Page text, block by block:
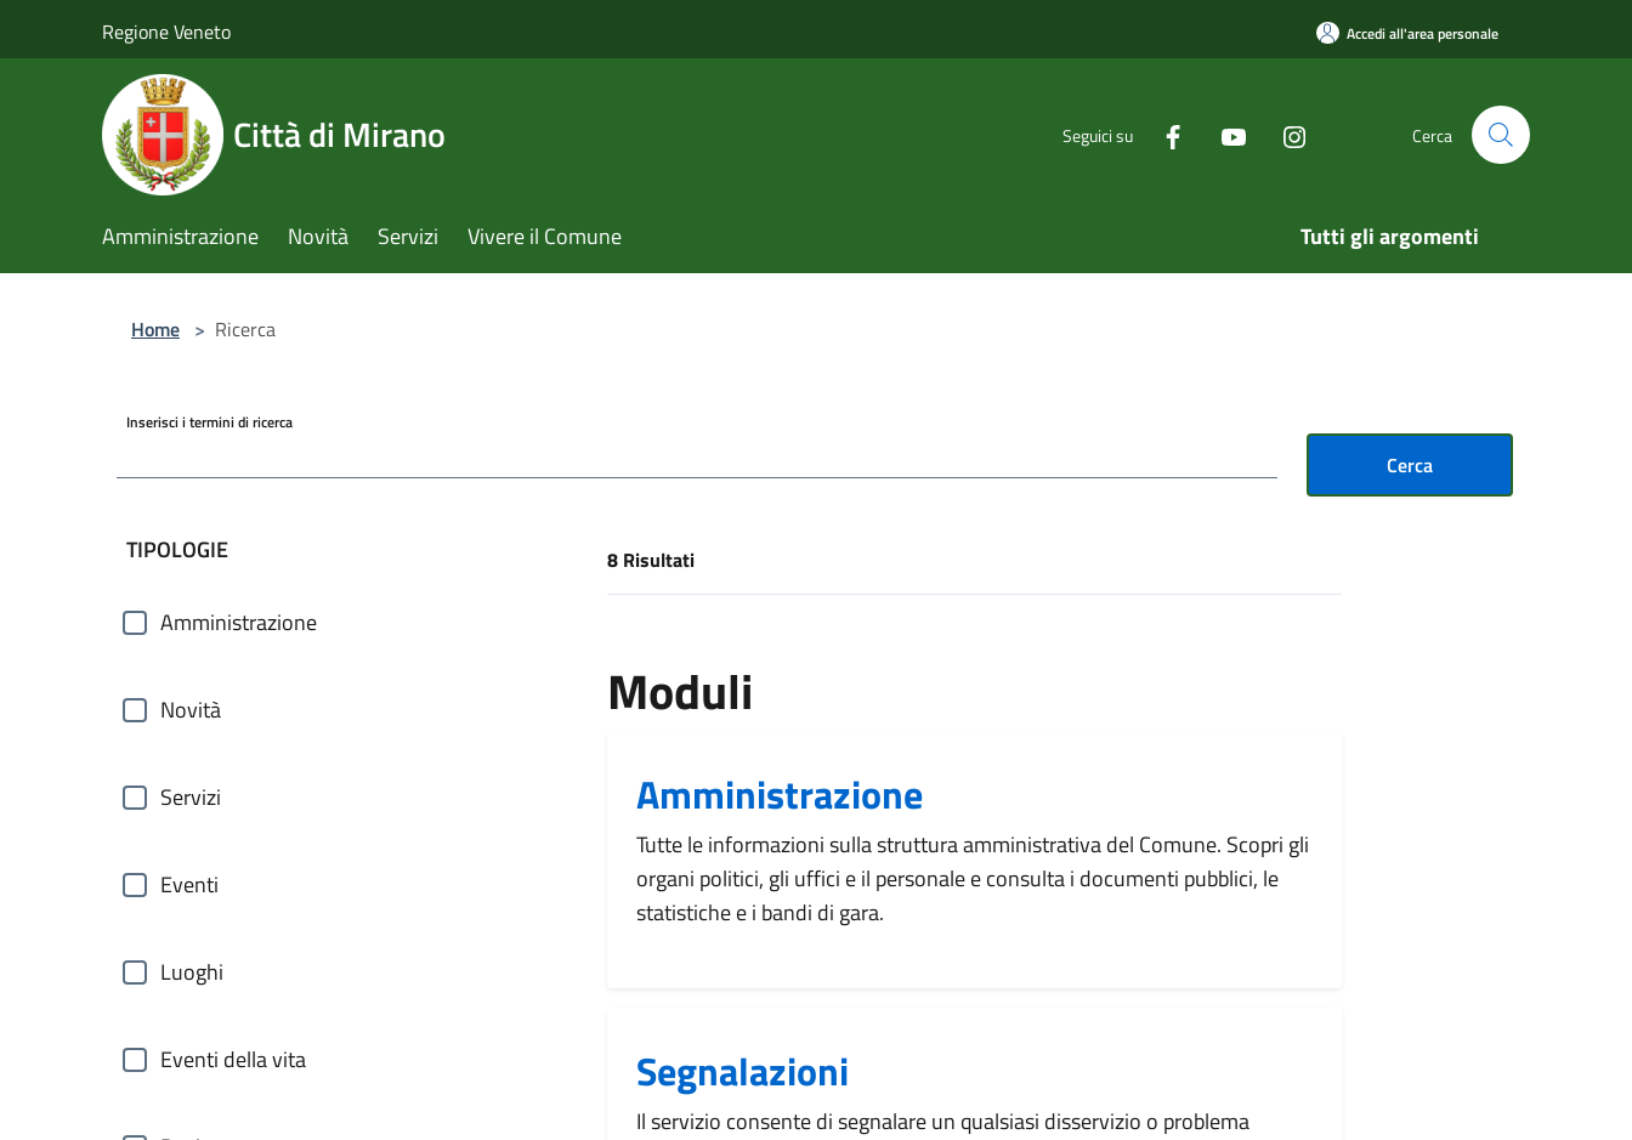
Regione Veneto Accedi all'area personale
Città di Mirano Seguici su Cerca
Amministrazione Novità Servizi Vivere il Comune Tutti gli argomenti
Home > Ricerca
Inserisci i termini di ricerca
Cerca
filtri da applicare
TIPOLOGIE
Amministrazione
Novità
Servizi
Eventi
Luoghi
Eventi della vita
[results] Risultati
8 Risultati
Moduli
Amministrazione
Tutte le informazioni sulla struttura amministrativa del Comune. Scopri gli
organi politici, gli uffici e il personale e consulta i documenti pubblici, le
statistiche e i bandi di gara.
Segnalazioni
Il servizio consente di segnalare un qualsiasi disservizio o problema